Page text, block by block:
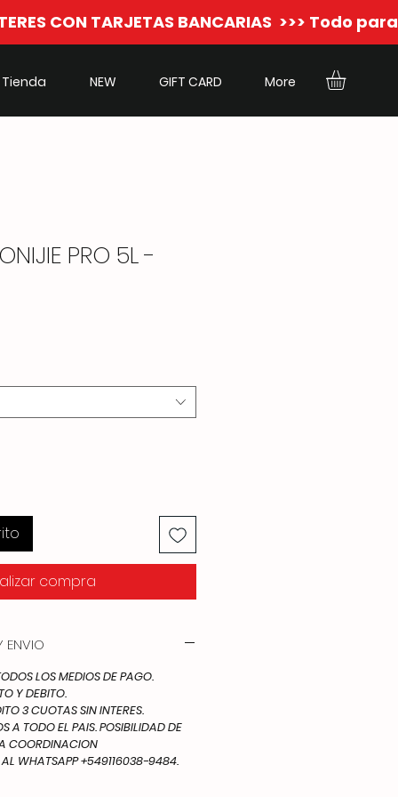
Tienda NEW GIFT CARD More
PRO 5L -
compra
ENVIO
LOS MEDIOS DE PAGO.
Y DEBITO.
3 CUOTAS SIN INTERES.
A TODO EL PAIS. POSIBILIDAD DE
COORDINACION
WHATSAPP +549116038-9484.